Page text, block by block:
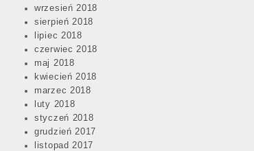
wrzesień 2018
sierpień 2018
lipiec 2018
czerwiec 2018
maj 2018
kwiecień 2018
marzec 2018
luty 2018
styczeń 2018
grudzień 2017
listopad 2017